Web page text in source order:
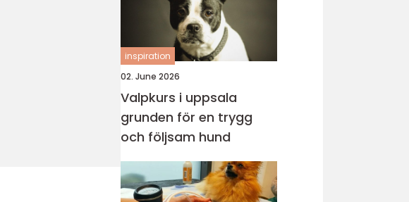
inspiration
02. June 2026
Valpkurs i uppsala
grunden för en trygg
och följsam hund